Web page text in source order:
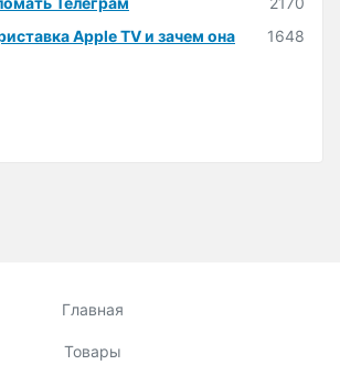
Apple TV и зачем она
1648
Главная
Товары